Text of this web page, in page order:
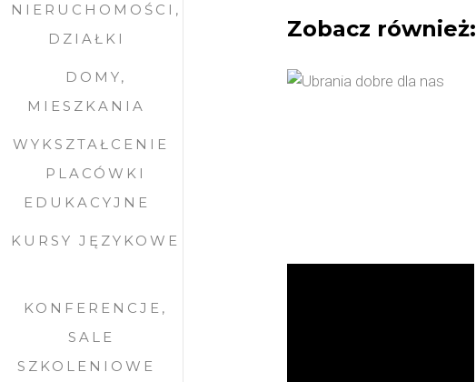
NIERUCHOMOŚCI,
DZIAŁKI
DOMY,
MIESZKANIA
WYKSZTAŁCENIE
PLACÓWKI
EDUKACYJNE
KURSY JĘZYKOWE
KONFERENCJE,
SALE
SZKOLENIOWE
Zobacz również: